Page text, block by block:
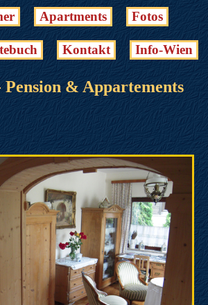
Apartments Fotos
Kontakt Info-Wien
& Appartements